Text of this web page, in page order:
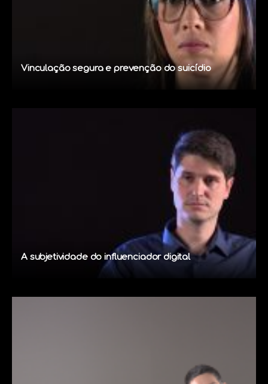
Vinculação segura e prevenção do suicídio
A subjetividade do influenciador digital